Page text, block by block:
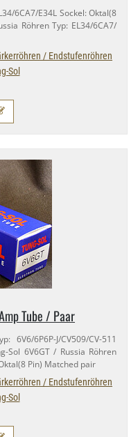
​6CA7/​E34L Sockel: Oktal(8
Röhren Typ: EL34/​6CA7/​
/ Endstufenröhren
Sol
Tube / Paar
6V6/​6P6P-​J/CV509/​CV-​511
​Sol 6V6GT / Russia Röhren
Pin) Matched pair
/ Endstufenröhren
Sol